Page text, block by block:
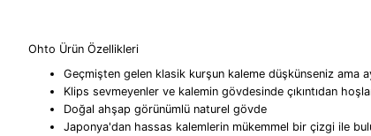
Ohto Ürün Özellikleri
Geçmişten gelen klasik kurşun kaleme düşkünseniz ama
Klips sevmeyenler ve kalemin gövdesinde çıkıntıdan
Doğal ahşap görünümlü naturel gövde
Japonya'dan hassas kalemlerin mükemmel bir çizgi ile